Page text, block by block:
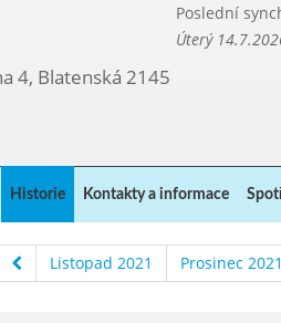
Poslední
Úterý
4, Blatenská 2145
Historie Kontakty a informace
Listopad 2021 Prosinec